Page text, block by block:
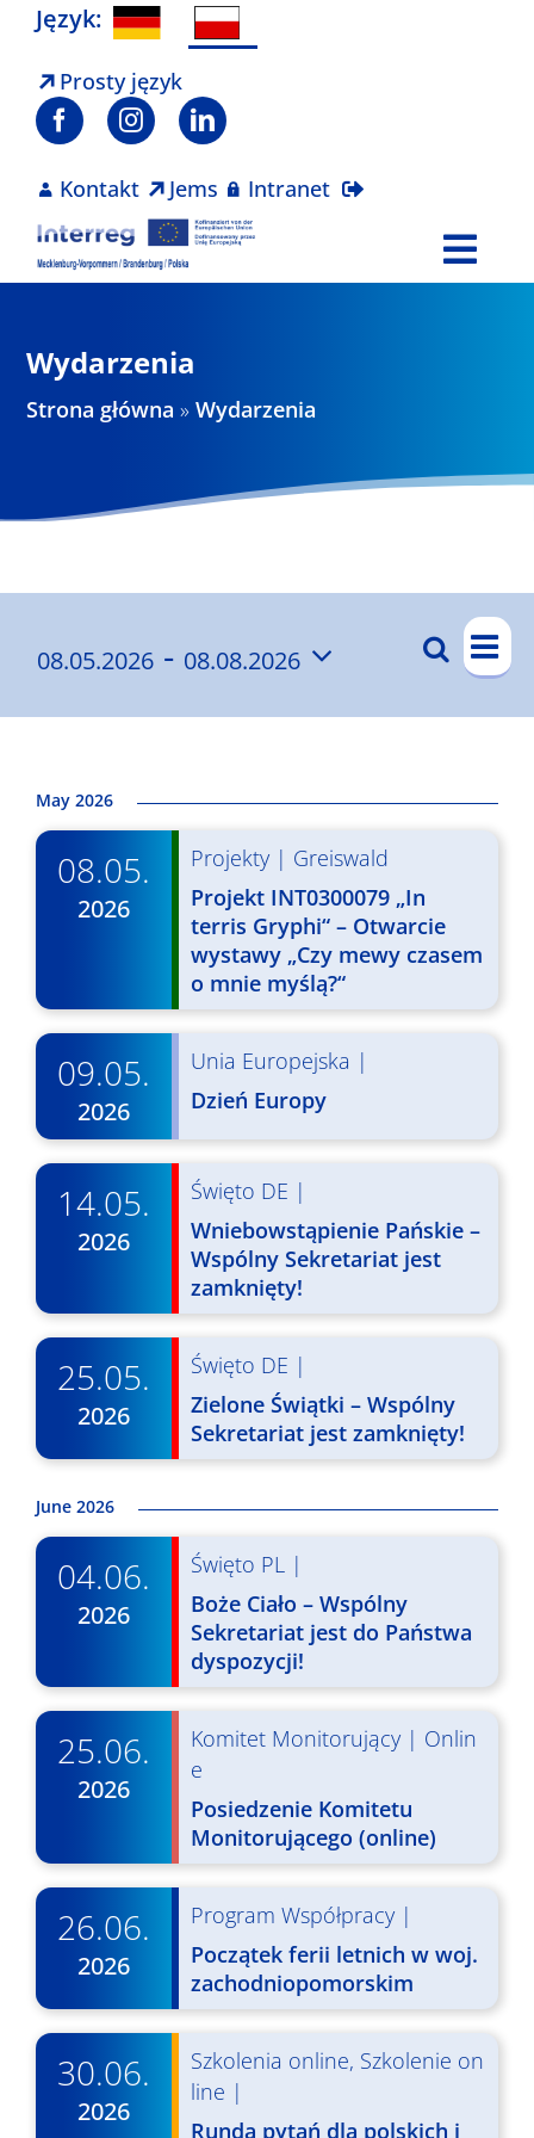
Skip
content
Język:
Prosty język
Kontakt Jems Intranet
Projekty
Wydarzenia
Strona główna »Wydarzenia
W
y
a
r
z
e
n
i
a
i
g
a
j
a
o
y
s
z
u
i
w
n
i
u
i
w
Szukaj
W
y
d
z
W
o
k
N
w
c
j
08.05.2026 - 08.08.2026
datę.
May 2026
08.05.
2026
Projekty| Greiswald
Projekt INT0300079 „In
terris Gryphi“ – Otwarcie
wystawy „Czy mewy czasem
o mnie myślą?“
09.05.
2026
Unia Europejska |
Dzień Europy
14.05.
2026
Święto DE |
Wniebowstąpienie Pańskie –
Wspólny Sekretariat jest
zamknięty!
25.05.
2026
Święto DE |
Zielone Świątki – Wspólny
Sekretariat jest zamknięty!
June 2026
04.06.
2026
Święto PL |
Boże Ciało – Wspólny
Sekretariat jest do Państwa
dyspozycji!
25.06.
2026
Komitet Monitorujący| Onlin
e
Posiedzenie Komitetu
Monitorującego (online)
26.06.
2026
Program Współpracy|
Początek ferii letnich w woj.
zachodniopomorskim
30.06.
2026
Szkolenia online, Szkolenie on
line |
Runda pytań dla polskich i